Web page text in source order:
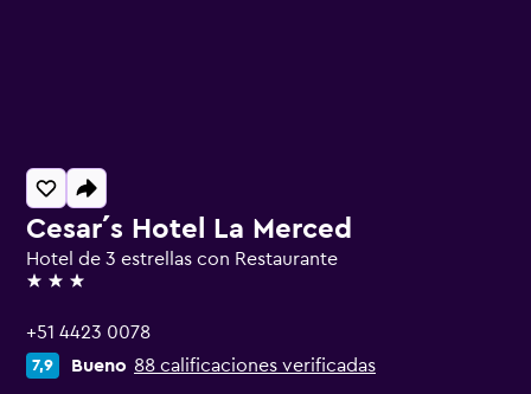
Cesar´s Hotel La Merced
Hotel de 3 estrellas con Restaurante
3 estrellas
+51 4423 0078
7,9 Bueno 88 calificaciones verificadas